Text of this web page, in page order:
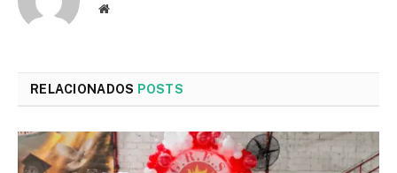
Site
RELACIONADOS POSTS